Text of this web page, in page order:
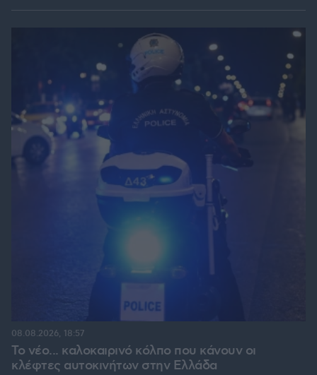
Το νέο... καλοκαιρινό κόλπο που κάνουν οι
κλέφτες αυτοκινήτων στην Ελλάδα
08.08.2026, 18:57